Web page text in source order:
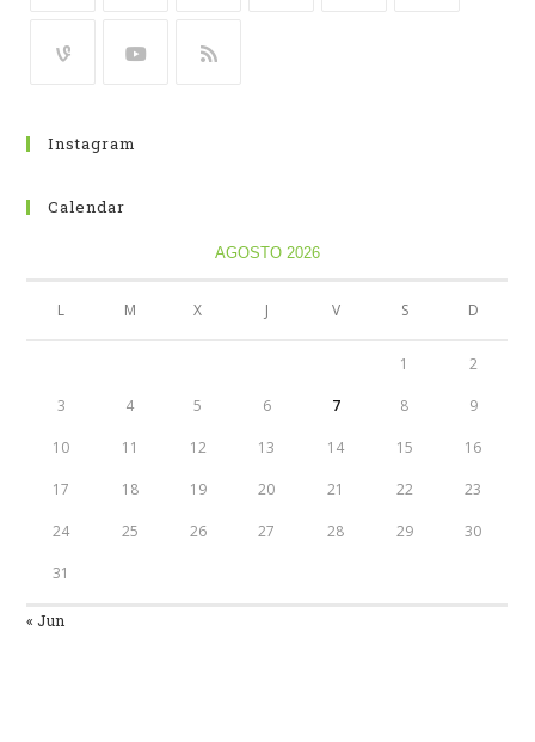
Instagram
Calendar
AGOSTO 2026
L M X J V S D
1 2
3 4 5 6 7 8 9
10 11 12 13 14 15 16
17 18 19 20 21 22 23
24 25 26 27 28 29 30
31
« Jun